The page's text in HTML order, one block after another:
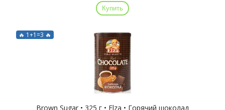
Купить
🔥 1+1=3 🔥
Brown Sugar • 325 г • Elza • Горячий шоколад